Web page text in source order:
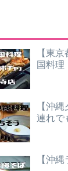
【東
国料理
【沖
連れで
【沖